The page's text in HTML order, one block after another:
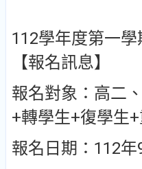
112學年度第一
【報名訊息】
報名對象：高二
+轉學生+復學生
報名日期：112年